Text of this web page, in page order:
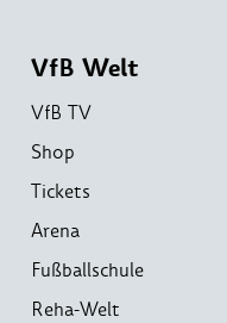
VfB Welt
VfB TV
Shop
Tickets
Arena
Fußballschule
Reha-Welt